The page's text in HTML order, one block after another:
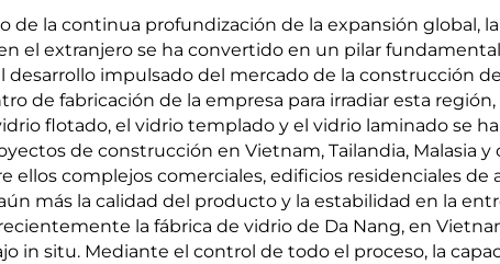
de la continua profundización de la expansión global,
el extranjero se ha convertido en un pilar
desarrollo impulsado del mercado de la construcción
de fabricación de la empresa para irradiar esta región,
flotado, el vidrio templado y el vidrio laminado se
de construcción en Vietnam, Tailandia, Malasia y
ellos complejos comerciales, edificios residenciales
más la calidad del producto y la estabilidad en la
la fábrica de vidrio de Da Nang, en
in situ. Mediante el control de todo el proceso, la